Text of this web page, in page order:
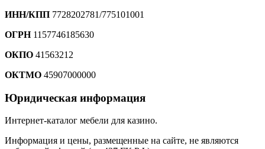
ИНН/КПП 7728202781/775101001
ОГРН1157746185630
ОКПО 41563212
ОКТМО 45907000000
Юридическая информация
Интернет-каталог мебели для казино.
Информация и цены, размещенные на сайте, не являются